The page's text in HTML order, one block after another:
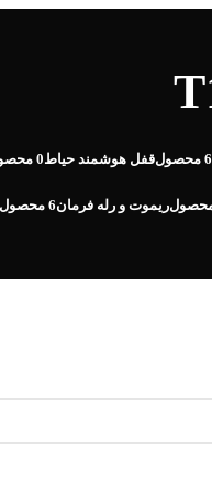
6 محصول قفل هوشمند حیاط0 محصول
ریموت و رله فرمان6 محصول